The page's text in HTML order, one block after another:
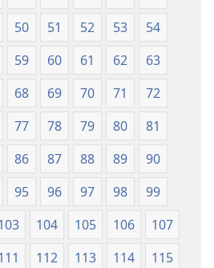
50 51 52 53
54
59 60 61 62
63
68 69 70 71
72
77 78 79 80
81
86 87 88 89
90
95 96 97 98
99
104 105 106
107
112 113 114
115